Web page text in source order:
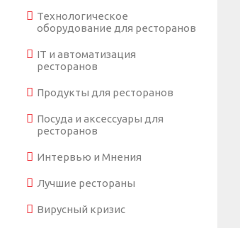
Технологическое
оборудование для ресторанов
IT и автоматизация
ресторанов
Продукты для ресторанов
Посуда и аксессуары для
ресторанов
Интервью и Мнения
Лучшие рестораны
Вирусный кризис